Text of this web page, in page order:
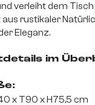
verleiht dem Tisch
rustikaler
Eleganz.
im
x T90 x H75,5 cm